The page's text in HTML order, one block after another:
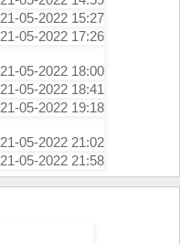
21-05-2022 15:27
21-05-2022 17:26
21-05-2022 18:00
21-05-2022 18:41
21-05-2022 19:18
21-05-2022 21:02
21-05-2022 21:58